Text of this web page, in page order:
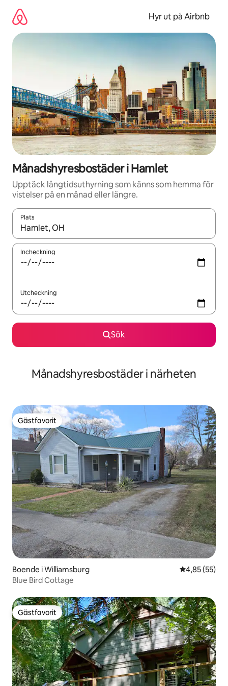
innehåll
Hyr ut på Airbnb
Månadshyresbostäder i Hamlet
Upptäck långtidsuthyrning som känns som hemma för
vistelser på en månad eller längre.
Plats
När resultaten är tillgängliga kan du navigera med upp- och
Incheckning
Utcheckning
Sök
Månadshyresbostäder i närheten
Gästfavorit
Gästfavorit
Boende i Williamsburg 4,85 av 5 i
4,85 (55)
Blue Bird Cottage
Gästfavorit
Gästfavorit